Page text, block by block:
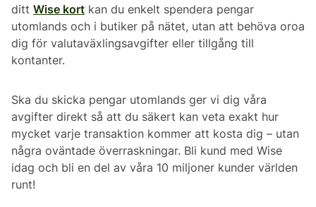
ditt Wise kort kan du enkelt spendera pengar
utomlands och i butiker på nätet, utan att behöva oroa
dig för valutaväxlingsavgifter eller tillgång till
kontanter.
Ska du skicka pengar utomlands ger vi dig våra
avgifter direkt så att du säkert kan veta exakt hur
mycket varje transaktion kommer att kosta dig – utan
några oväntade överraskningar. Bli kund med Wise
idag och bli en del av våra 10 miljoner kunder världen
runt!